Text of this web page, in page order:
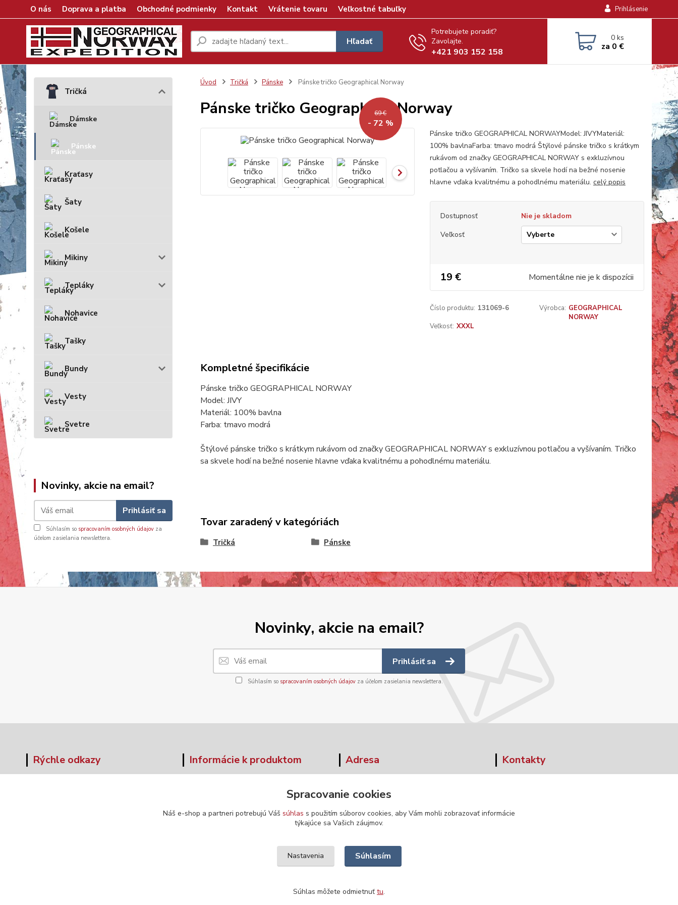
O nás Doprava a platba Obchodné podmienky Kontakt Vrátenie tovaru Veľkostné tabuľky Prihlásenie
Hľadať
Potrebujete poradiť?
Zavolajte.
+421 903 152 158
0ks
za 0 €
Tričká
Dámske
Pánske
Kraťasy
Šaty
Košele
Mikiny
Tepláky
Nohavice
Tašky
Bundy
Vesty
Svetre
Novinky, akcie na email?
Prihlásiť sa
Súhlasím so spracovaním osobných údajov za
účelom zasielania newslettera.
Úvod Tričká Pánske Pánske tričko Geographical Norway
Pánske tričko Geographical Norway
69 €
- 72 %
Pánske tričko GEOGRAPHICAL NORWAYModel: JIVYMateriál:
100% bavlnaFarba: tmavo modrá Štýlové pánske tričko s krátkym
rukávom od značky GEOGRAPHICAL NORWAY s exkluzívnou
potlačou a vyšívaním. Tričko sa skvele hodí na bežné nosenie
hlavne vďaka kvalitnému a pohodlnému materiálu. celý popis
Dostupnosť
Nie je skladom
Veľkosť
19 € Momentálne nie je k dispozícii
Číslo produktu: 131069-6 Výrobca: GEOGRAPHICAL
NORWAY
Veľkosť: XXXL
Kompletné špecifikácie
Pánske tričko GEOGRAPHICAL NORWAY
Model: JIVY
Materiál: 100% bavlna
Farba: tmavo modrá
Štýlové pánske tričko s krátkym rukávom od značky GEOGRAPHICAL NORWAY s exkluzívnou potlačou a vyšívaním. Tričko
sa skvele hodí na bežné nosenie hlavne vďaka kvalitnému a pohodlnému materiálu.
Tovar zaradený v kategóriách
Tričká Pánske
Novinky, akcie na email?
Prihlásiť sa
Súhlasím so spracovaním osobných údajovza účelom zasielania newslettera.
Rýchle odkazy Informácie k produktom Adresa
Banská Bystrica
974 04
Kontakty
info@norwaywear.sk
Spracovanie cookies
Náš e-shop a partneri potrebujú Váš súhlas s použitím súborov cookies, aby Vám mohli zobrazovať informácie
týkajúce sa Vašich záujmov.
Nastavenia Súhlasím
Súhlas môžete odmietnuť tu.